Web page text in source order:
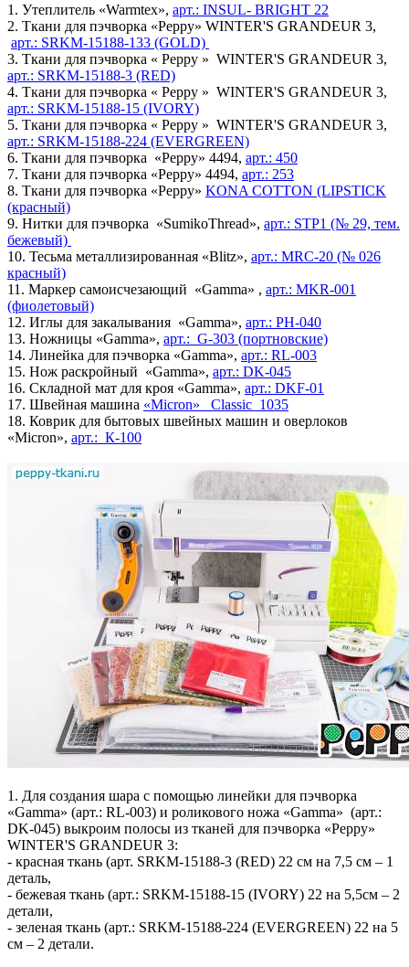
1. Утеплитель «Warmtex», арт.: INSUL- BRIGHT 22
2. Ткани для пэчворка «Peppy» WINTER'S GRANDEUR 3,
арт.: SRKM-15188-133 (GOLD)
3. Ткани для пэчворка « Peppy » WINTER'S GRANDEUR 3,
арт.: SRKM-15188-3 (RED)
4. Ткани для пэчворка « Peppy » WINTER'S GRANDEUR 3,
арт.: SRKM-15188-15 (IVORY)
5. Ткани для пэчворка « Peppy » WINTER'S GRANDEUR 3,
арт.: SRKM-15188-224 (EVERGREEN)
6. Ткани для пэчворка «Peppy» 4494, арт.: 450
7. Ткани для пэчворка «Peppy» 4494, арт.: 253
8. Ткани для пэчворка «Peppy» KONA COTTON (LIPSTICK
(красный)
9. Нитки для пэчворка «SumikoThread», арт.: STP1 (№ 29, тем.
бежевый)
10. Тесьма металлизированная «Blitz», арт.: MRC-20 (№ 026
красный)
11. Маркер самоисчезающий «Gamma» , арт.: MKR-001
(фиолетовый)
12. Иглы для закалывания «Gamma», арт.: PH-040
13. Ножницы «Gamma», арт.: G-303 (портновские)
14. Линейка для пэчворка «Gamma», арт.: RL-003
15. Нож раскройный «Gamma», арт.: DK-045
16. Складной мат для кроя «Gamma», арт.: DKF-01
17. Швейная машина «Micron» Classic 1035
18. Коврик для бытовых швейных машин и оверлоков
«Micron», арт.: К-100
1. Для создания шара с помощью линейки для пэчворка
«Gamma» (арт.: RL-003) и роликового ножа «Gamma» (арт.:
DK-045) выкроим полосы из тканей для пэчворка «Peppy»
WINTER'S GRANDEUR 3:
- красная ткань (арт. SRKM-15188-3 (RED) 22 см на 7,5 см – 1
деталь,
- бежевая ткань (арт.: SRKM-15188-15 (IVORY) 22 на 5,5см – 2
детали,
- зеленая ткань (арт.: SRKM-15188-224 (EVERGREEN) 22 на 5
см – 2 детали.